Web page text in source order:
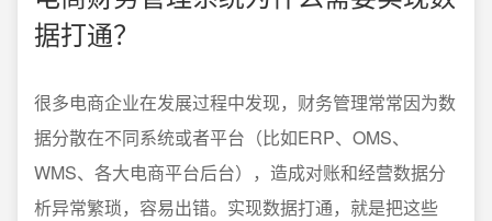
据打通？
很多电商企业在发展过程中发现，财务管理常常因为数
据分散在不同系统或者平台（比如ERP、OMS、
WMS、各大电商平台后台），造成对账和经营数据分
析异常繁琐，容易出错。实现数据打通，就是把这些